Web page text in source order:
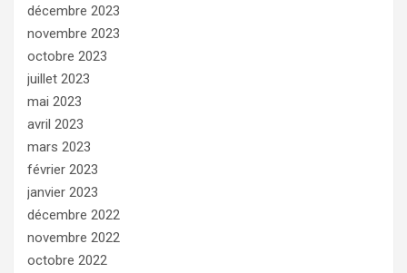
décembre 2023
novembre 2023
octobre 2023
juillet 2023
mai 2023
avril 2023
mars 2023
février 2023
janvier 2023
décembre 2022
novembre 2022
octobre 2022